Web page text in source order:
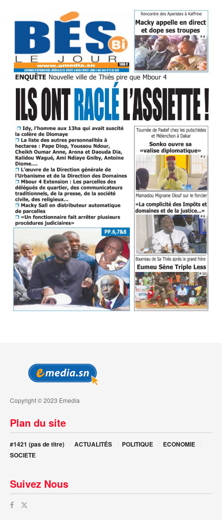
Copyright © 2023 Emedia
Plan du site
#1421 (pas de titre) ACTUALITÉS POLITIQUE
ECONOMIE
SOCIETE
Suivez Nous